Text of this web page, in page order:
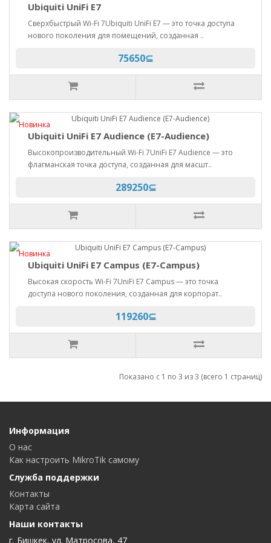
Ubiquiti UniFi E7
Сверхбыстрый Wi-Fi 7Ubiquiti UniFi E7 — это точка доступа
нового поколения для помещений, созданная ..
75650⊆
Новинка
Ubiquiti UniFi E7 Audience (E7-Audience)
Высокопроизводительный Wi-Fi 7UniFi E7 Audience — это
флагманская точка доступа, созданная для масшт..
289250⊆
Новинка
Ubiquiti UniFi E7 Campus (E7-Campus)
Высокая скорость Wi-Fi 7UniFi E7 Campus — это точка
доступа нового поколения, созданная для корпорат..
119260⊆
Показано с 1 по 3 из 3 (всего 1 страниц)
Информация
О нас
Как настроить MikroTik самому
Служба поддержки
Контакты
Карта сайта
Наши контакты
г. Бишкек, ул. Матросова, 47